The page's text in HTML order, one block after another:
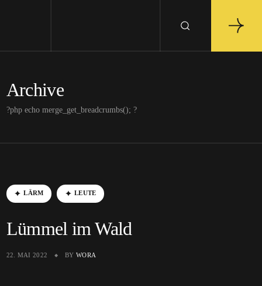
Archive
?php echo merge_get_breadcrumbs(); ?
LÄRM LEUTE
Lümmel im Wald
22. MAI 2022 BY WORA